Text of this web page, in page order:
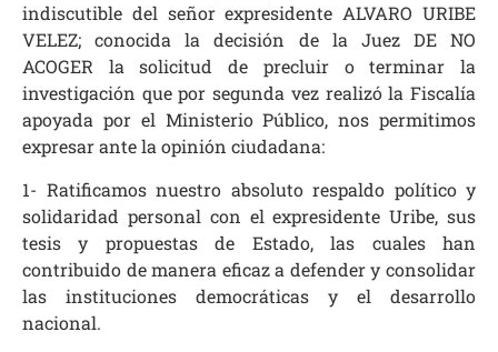
indiscutible del señor expresidente ALVARO URIBE
VELEZ; conocida la decisión de la Juez DE NO
ACOGER la solicitud de precluir o terminar la
investigación que por segunda vez realizó la Fiscalía
apoyada por el Ministerio Público, nos permitimos
expresar ante la opinión ciudadana:
1- Ratificamos nuestro absoluto respaldo político y
solidaridad personal con el expresidente Uribe, sus
tesis y propuestas de Estado, las cuales han
contribuido de manera eficaz a defender y consolidar
las instituciones democráticas y el desarrollo
nacional.